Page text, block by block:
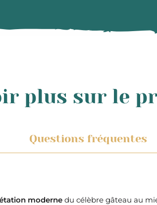
plus sur le
Questions fréquentes
moderne du célèbre gâteau au